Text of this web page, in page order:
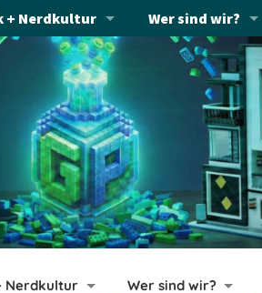
+ Nerdkultur Wer sind wir?
Nerdkultur Wer sind wir?